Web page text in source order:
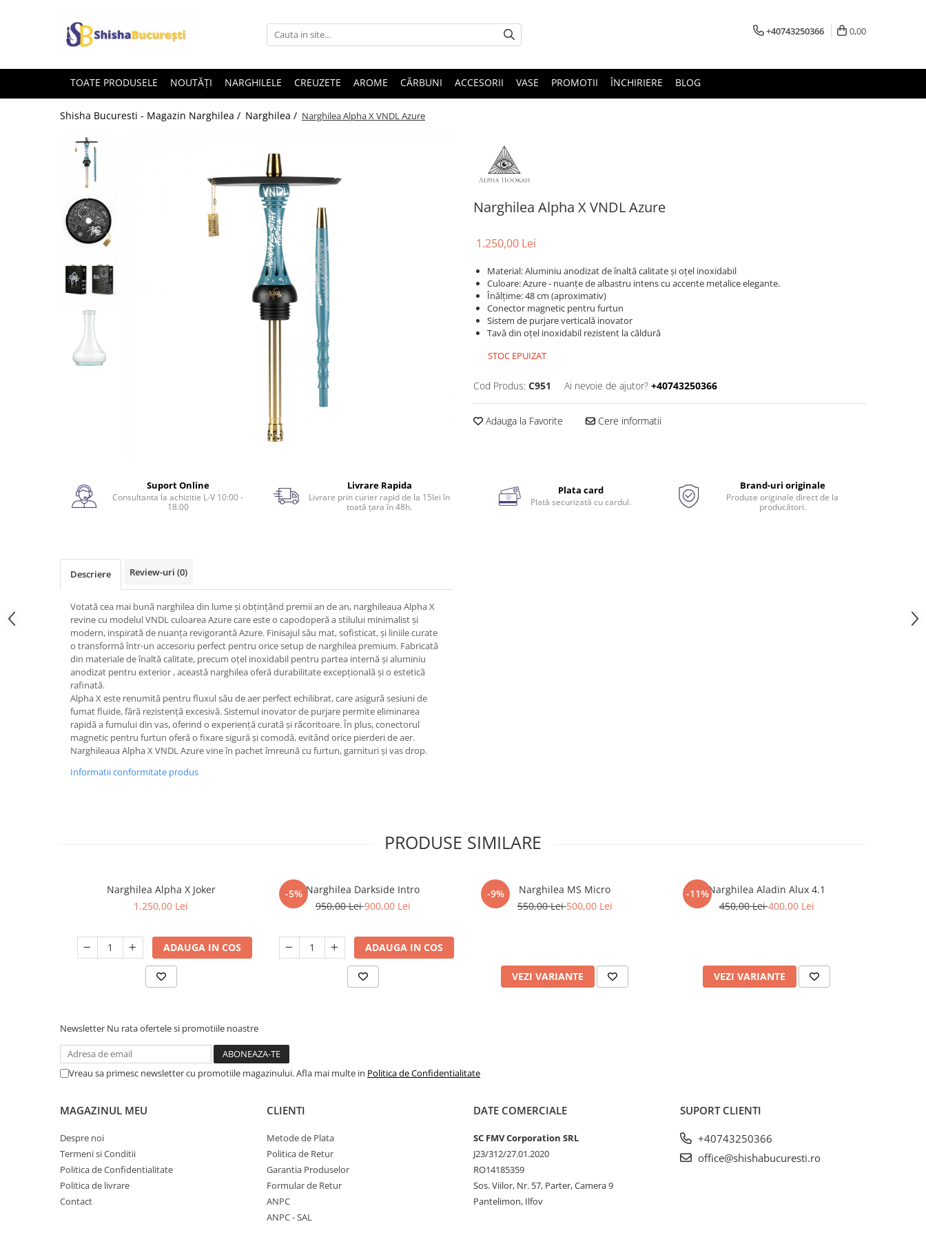
+40743250366 0,00
TOATE PRODUSELE NOUTĂȚI NARGHILELE CREUZETE AROME CĂRBUNI ACCESORII VASE PROMOTII ÎNCHIRIERE BLOG
Shisha Bucuresti - Magazin Narghilea / Narghilea / Narghilea Alpha X VNDL Azure
Narghilea Alpha X VNDL Azure
1.250,00 Lei
Material: Aluminiu anodizat de înaltă calitate și oțel inoxidabil
Culoare: Azure - nuanțe de albastru intens cu accente metalice elegante.
Înălțime: 48 cm (aproximativ)
Conector magnetic pentru furtun
Sistem de purjare verticală inovator
Tavă din oțel inoxidabil rezistent la căldură
STOC EPUIZAT
Cod Produs: C951 Ai nevoie de ajutor? +40743250366
Adauga la Favorite Cere informatii
Suport Online
Consultanta la achizitie L-V 10:00 -
18:00
Livrare Rapida
Livrare prin curier rapid de la 15lei în
toată țara în 48h.
Plata card
Plată securizată cu cardul.
Brand-uri originale
Produse originale direct de la
producători.
Descriere Review-uri (0)
Votată cea mai bună narghilea din lume și obțințând premii an de an, narghileaua Alpha X
revine cu modelul VNDL culoarea Azure care este o capodoperă a stilului minimalist și
modern, inspirată de nuanța revigorantă Azure. Finisajul său mat, sofisticat, și liniile curate
o transformă într-un accesoriu perfect pentru orice setup de narghilea premium. Fabricată
din materiale de înaltă calitate, precum oțel inoxidabil pentru partea internă și aluminiu
anodizat pentru exterior , această narghilea oferă durabilitate excepțională și o estetică
rafinată.
Alpha X este renumită pentru fluxul său de aer perfect echilibrat, care asigură sesiuni de
fumat fluide, fără rezistență excesivă. Sistemul inovator de purjare permite eliminarea
rapidă a fumului din vas, oferind o experiență curată și răcoritoare. În plus, conectorul
magnetic pentru furtun oferă o fixare sigură și comodă, evitând orice pierderi de aer.
Narghileaua Alpha X VNDL Azure vine în pachet îmreună cu furtun, garnituri și vas drop.
Informatii conformitate produs
PRODUSE SIMILARE
Narghilea Alpha X Joker
1.250,00 Lei
ADAUGA IN COS
-5% Narghilea Darkside Intro
950,00 Lei900,00 Lei
ADAUGA IN COS
-9%
Narghilea MS Micro
550,00 Lei500,00 Lei
VEZI VARIANTE
-11%Narghilea Aladin Alux 4.1
450,00 Lei400,00 Lei
VEZI VARIANTE
Newsletter Nu rata ofertele si promotiile noastre
Vreau sa primesc newsletter cu promotiile magazinului. Afla mai multe in Politica de Confidentialitate
MAGAZINUL MEU
Despre noi
Termeni si Conditii
Politica de Confidentialitate
Politica de livrare
Contact
CLIENTI
Metode de Plata
Politica de Retur
Garantia Produselor
Formular de Retur
ANPC
ANPC - SAL
DATE COMERCIALE
SC FMV Corporation SRL
J23/312/27.01.2020
RO14185359
Sos. Viilor, Nr. 57, Parter, Camera 9
Pantelimon, Ilfov
SUPORT CLIENTI
+40743250366
office@shishabucuresti.ro